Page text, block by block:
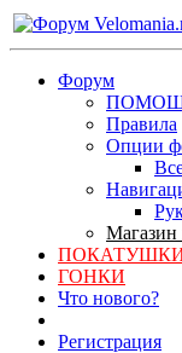
Форум
Правила
Опции
Магазин
ГОНКИ
Что нового?
Регистрация